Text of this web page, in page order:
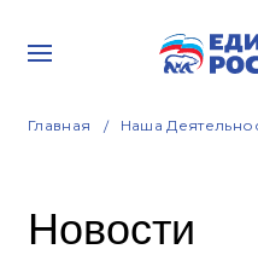
Главная Наша
Новости